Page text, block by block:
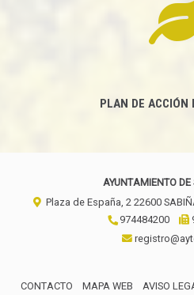
PLAN DE ACCIÓN
AYUNTAMIENTO
Plaza de España, 2 22600
974484200
CONTACTO MAPA WEB AVISO